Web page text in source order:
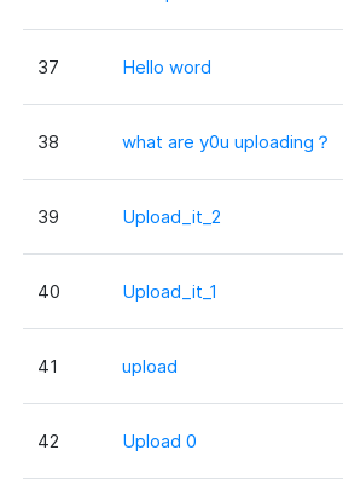
37 Hello word
38 what are y0u uploading？
39 Upload_it_2
40 Upload_it_1
41 upload
42 Upload 0